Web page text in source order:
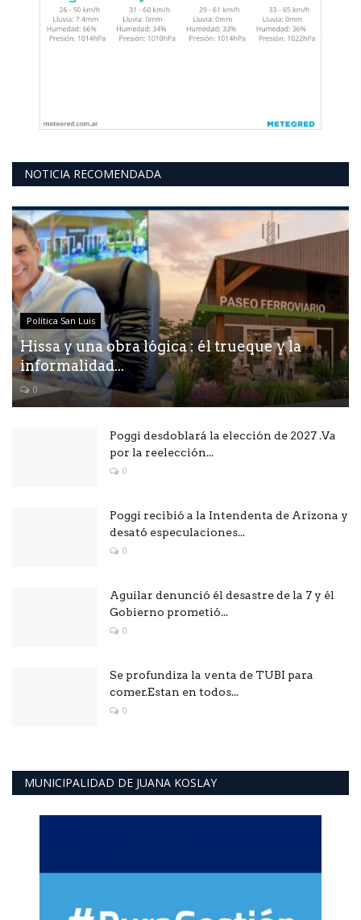
NOTICIA RECOMENDADA
Política San Luis
Hissa y una obra lógica : él trueque y la
informalidad...
0
Poggi desdoblará la elección de 2027 .Va
por la reelección...
0
Poggi recibió a la Intendenta de Arizona y
desató especulaciones...
0
Aguilar denunció él desastre de la 7 y él
Gobierno prometió...
0
Se profundiza la venta de TUBI para
comer.Estan en todos...
0
MUNICIPALIDAD DE JUANA KOSLAY